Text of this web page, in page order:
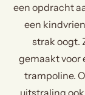
een opdracht
een
strak oogt.
gemaakt voor
trampoline.
uitstraling